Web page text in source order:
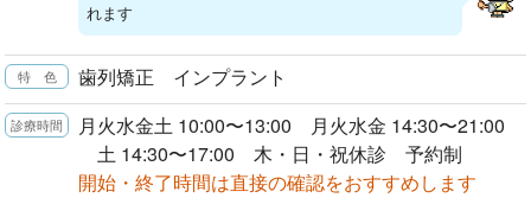
れます
歯列矯正 インプラント
月火水金土 10:00〜13:00 月火水金 14:30〜21:00
土 14:30〜17:00 木・日・祝休診 予約制
開始・終了時間は直接の確認をおすすめします